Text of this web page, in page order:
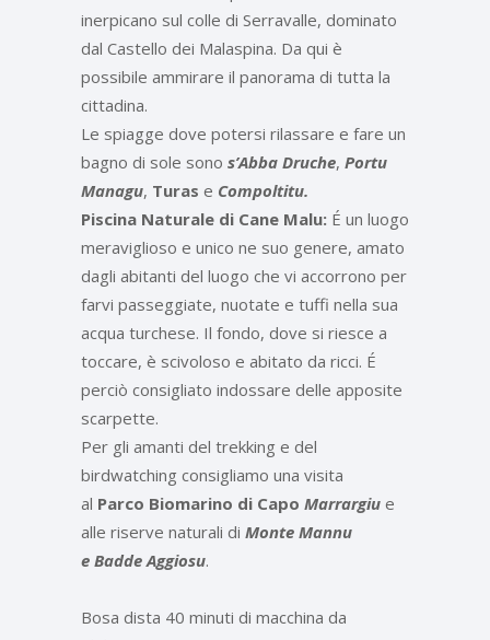
inerpicano sul colle di Serravalle, dominato
dal Castello dei Malaspina. Da qui è
possibile ammirare il panorama di tutta la
cittadina.
Le spiagge dove potersi rilassare e fare un
bagno di sole sono s’Abba Druche, Portu
Managu, Turas e Compoltitu.
Piscina Naturale di Cane Malu: É un luogo
meraviglioso e unico ne suo genere, amato
dagli abitanti del luogo che vi accorrono per
farvi passeggiate, nuotate e tuffi nella sua
acqua turchese. Il fondo, dove si riesce a
toccare, è scivoloso e abitato da ricci. É
perciò consigliato indossare delle apposite
scarpette.
Per gli amanti del trekking e del
birdwatching consigliamo una visita
al Parco Biomarino di Capo Marrargiu e
alle riserve naturali di Monte Mannu
e Badde Aggiosu.
Bosa dista 40 minuti di macchina da